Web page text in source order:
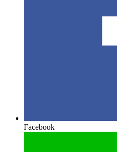
Facebook